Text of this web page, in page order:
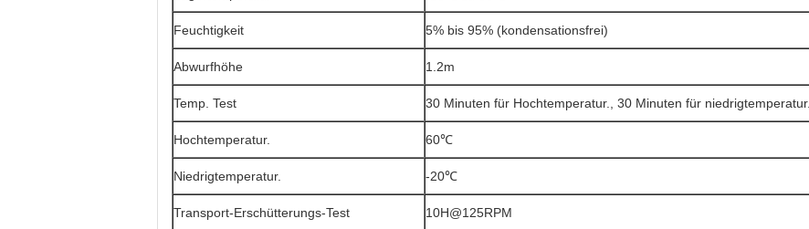
Feuchtigkeit 5% bis 95% (kondensationsfrei)
Abwurfhöhe 1.2m
Temp. Test 30 Minuten für Hochtemperatur., 30 Minuten für niedrigtemperatur.,
Hochtemperatur. 60℃
Niedrigtemperatur. -20℃
Transport-Erschütterungs-Test 10H@125RPM